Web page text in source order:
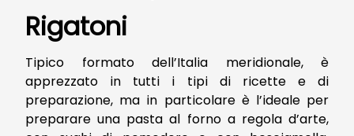
Rigatoni
Tipico formato dell’Italia meridionale, è
apprezzato in tutti i tipi di ricette e di
preparazione, ma in particolare è l’ideale per
preparare una pasta al forno a regola d’arte,